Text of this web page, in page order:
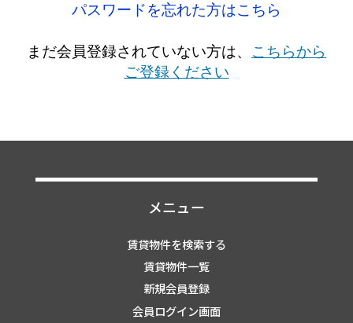
パスワードを忘れた方はこちら
まだ会員登録されていない方は、 こちらから
ご登録ください
メニュー
賃貸物件を検索する
賃貸物件一覧
新規会員登録
会員ログイン画面